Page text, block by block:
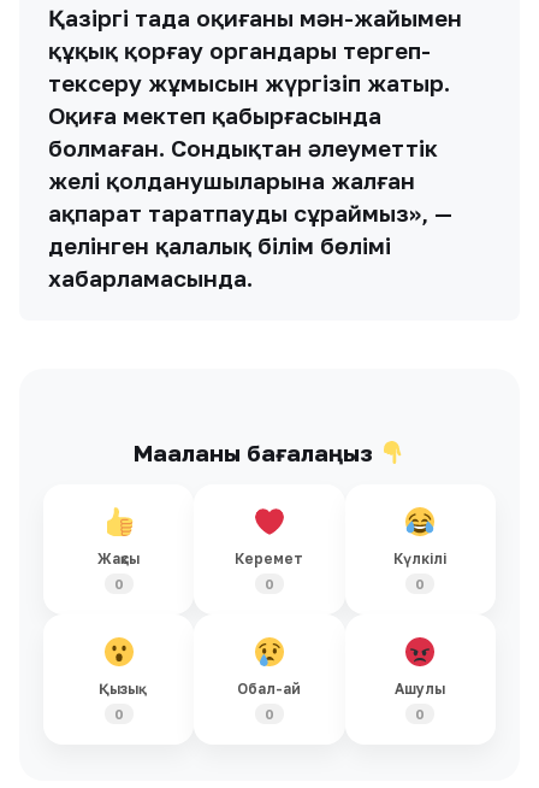
Қазіргі таңда оқиғаның мән-жайымен
құқық қорғау органдары тергеп-
тексеру жұмысын жүргізіп жатыр.
Оқиға мектеп қабырғасында
болмаған. Сондықтан әлеуметтік
желі қолданушыларына жалған
ақпарат таратпауды сұраймыз», —
делінген қалалық білім бөлімі
хабарламасында.
Мақаланы бағалаңыз
Жақсы
0
Керемет
0
Күлкілі
0
Қызық
0
Обал-ай
0
Ашулы
0